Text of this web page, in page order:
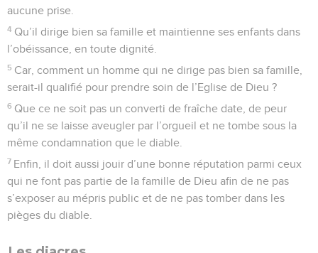
aucune prise.
4 Qu’il dirige bien sa famille et maintienne ses enfants dans
l’obéissance, en toute dignité.
5 Car, comment un homme qui ne dirige pas bien sa famille,
serait-il qualifié pour prendre soin de l’Eglise de Dieu ?
6 Que ce ne soit pas un converti de fraîche date, de peur
qu’il ne se laisse aveugler par l’orgueil et ne tombe sous la
même condamnation que le diable.
7 Enfin, il doit aussi jouir d’une bonne réputation parmi ceux
qui ne font pas partie de la famille de Dieu afin de ne pas
s’exposer au mépris public et de ne pas tomber dans les
pièges du diable.